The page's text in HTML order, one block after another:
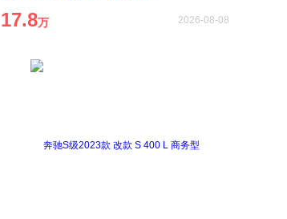
17.8万 2026-08-08